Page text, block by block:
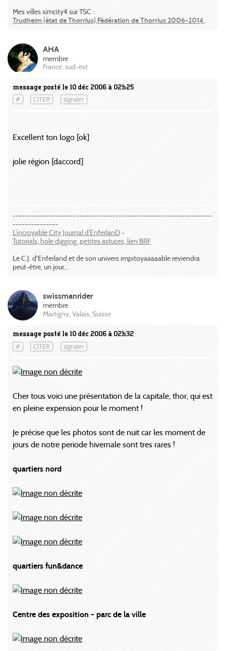
Mes villes simcity4 sur TSC :
Trudheim (état de Thorrius),Fédération de Thorrius 2006-2014,
message posté le 10 déc 2006 à 02h25
# CITER signaler
AHA
membre
France, sud-est
Excellent ton logo [ok]
jolie région [daccord]
------------------------------------------------------------------
---------------
L’incroyable City Journal d’EnferlanD-
Tutorials, hole digging, petites astuces, lien BRF
Le C.J. d'Enferland et de son univers impitoyaaaaable reviendra
peut-être, un jour...
message posté le 10 déc 2006 à 02h32
# CITER signaler
swissmanrider
membre
Martigny, Valais, Suisse
Cher tous voici une présentation de la capitale, thor, qui est
en pleine expension pour le moment !
Je précise que les photos sont de nuit car les moment de
jours de notre periode hivernale sont tres rares !
quartiers nord
quartiers fun&dance
Centre des exposition - parc de la ville